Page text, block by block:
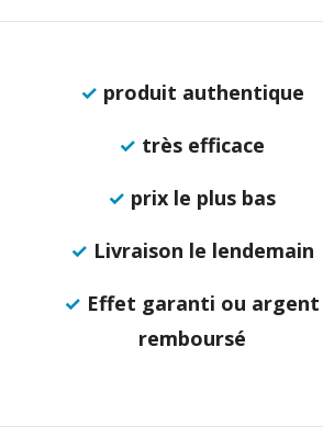
✓ produit authentique
✓ très efficace
✓ prix le plus bas
✓ Livraison le lendemain
✓ Effet garanti ou argent
remboursé